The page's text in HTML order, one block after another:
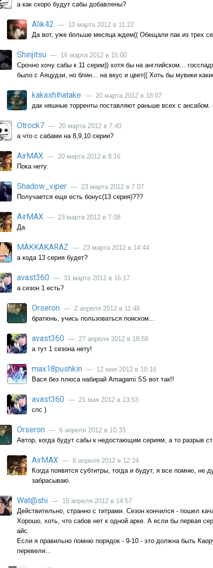
а как скоро будут сабы добавлены?
Alik42 — 10 марта 2012 в 11:22
Да вот, уже больше месяца ждем(( Обещали пак из трех
Shinjitsu — 16 марта 2012 в 15:00
Срочно хочу сабы к 11 серии)) хотя бы на английском...
было с Аяцудзи, но блин... на вкус и цвет(( Хоть бы мувики
kakashihatake — 20 марта 2012 в 18:07
дак няшные торренты поставляют раньше всех с ансабом.
Otrock7 — 20 марта 2012 в 7:40
а что с сабами на 8,9,10 серии?
AirMAX — 20 марта 2012 в 8:16
Пока нету.
Shadow_viper — 23 марта 2012 в 7:07
Получается еще есть бонус(13 серия)???
AirMAX — 23 марта 2012 в 7:08
Да.
MAKKAKARAZ — 23 марта 2012 в 14:44
а кода 13 серия будет?
avast360 — 31 марта 2012 в 16:17
а сезон 1 есть?
Orseron — 2 апреля 2012 в 11:48
братюнь, учись пользоваться поиском...
avast360 — 27 апреля 2012 в 18:58
а тут 1 сезона нету!
max18pushkin — 12 мая 2012 в 10:16
Вася без плюса набирай Amagami SS вот так!!
avast360 — 21 мая 2012 в 13:53
спс )
Orseron — 6 апреля 2012 в 10:33
Автор, когда будут сабы к недостающим сериям, а то разрыв
AirMAX — 6 апреля 2012 в 12:24
Когда появятся субтитры, тогда и будут, я все помню, не
забрасываю.
Wat@shi — 15 апреля 2012 в 14:57
Действительно, странно с титрами. Сезон кончился - пошел
Хорошо, хоть, что сабов нет к одной арке. А если бы первая
айс.
Если я правильно помню порядок - 9-10 - это должна быть
перевели...